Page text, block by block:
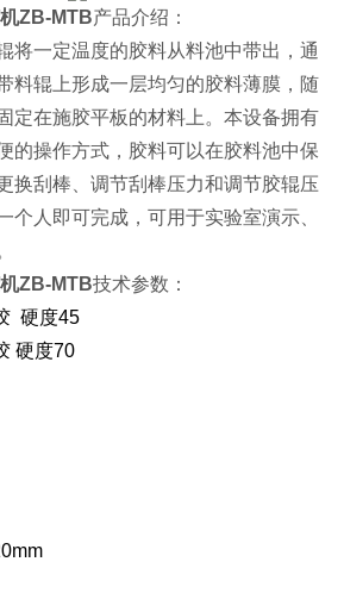
ZB-MTB产品介绍：
将一定温度的胶料从料池中带出，通
料辊上形成一层均匀的胶料薄膜，随
定在施胶平板的材料上。本设备拥有
的操作方式，胶料可以在胶料池中保
换刮棒、调节刮棒压力和调节胶辊压
个人即可完成，可用于实验室演示、
ZB-MTB技术参数：
硬度45
硬度70